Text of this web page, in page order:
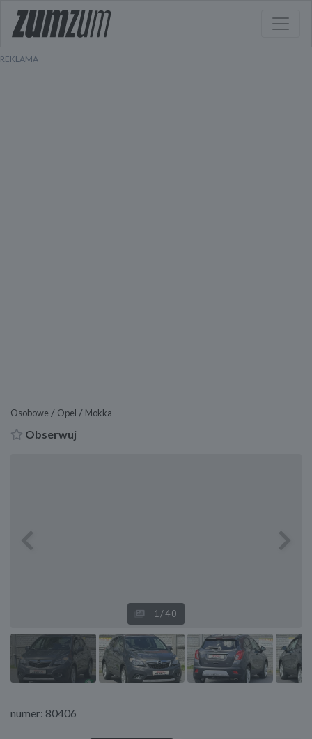
Osobowe / Opel / Mokka
Obserwuj
Next
1 /40
numer: 80406